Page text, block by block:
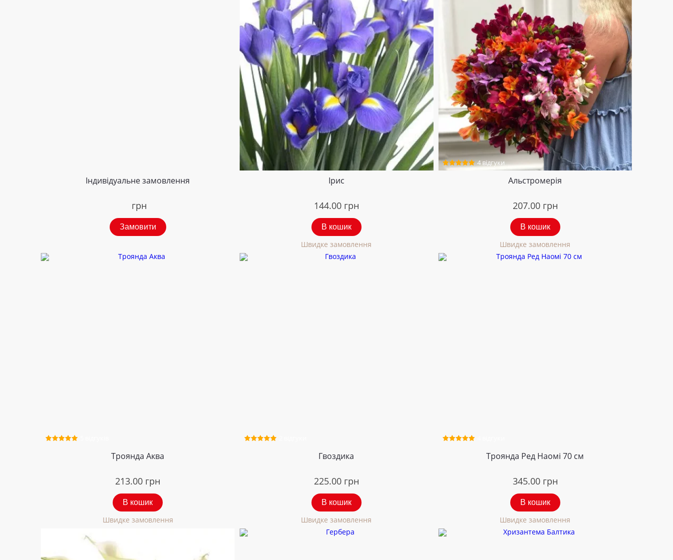
Індивідуальне замовлення
грн
Замовити
Ірис
144.00 грн
В кошик
Швидке замовлення
4 відгуки
Альстромерія
207.00 грн
В кошик
Швидке замовлення
Троянда Аква
213.00 грн
В кошик
Швидке замовлення
Гвоздика
225.00 грн
В кошик
Швидке замовлення
Троянда Ред Наомі 70 см
345.00 грн
В кошик
Швидке замовлення